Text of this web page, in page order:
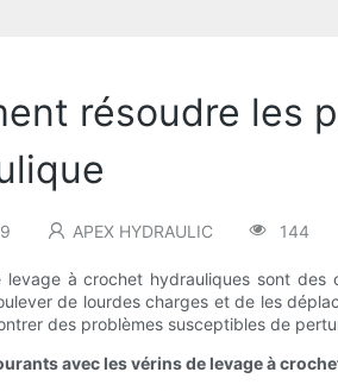
résoudre les
APEX HYDRAULIC 144
levage à crochet hydrauliques sont
de lourdes charges et de les
des problèmes susceptibles de
avec les vérins de levage à